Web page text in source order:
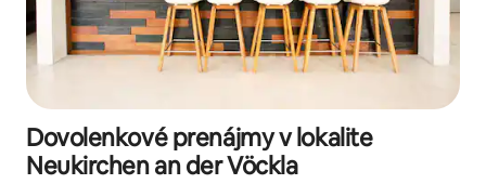
Dovolenkové prenájmy v lokalite
Neukirchen an der Vöckla